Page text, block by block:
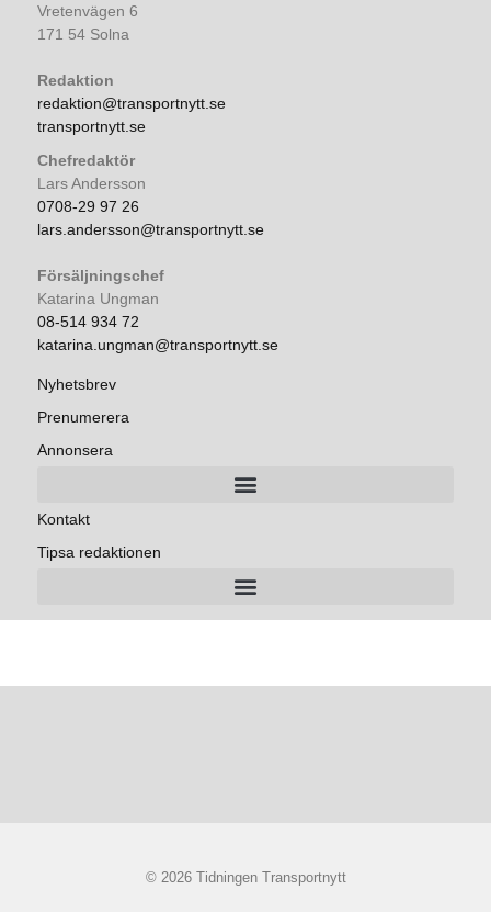
Vretenvägen 6
171 54 Solna
Redaktion
redaktion@transportnytt.se
transportnytt.se
Chefredaktör
Lars Andersson
0708-29 97 26
lars.andersson@transportnytt.se
Försäljningschef
Katarina Ungman
08-514 934 72
katarina.ungman@transportnytt.se
Nyhetsbrev
Prenumerera
Annonsera
Kontakt
Tipsa redaktionen
© 2026 Tidningen Transportnytt